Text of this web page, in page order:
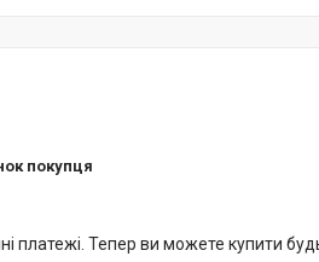
покупця
платежі. Тепер ви можете купити